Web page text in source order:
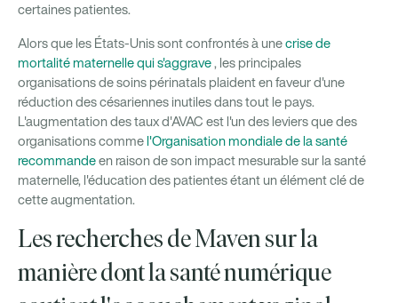
certaines patientes.
Alors que les États-Unis sont confrontés à unecrise de
mortalité maternelle qui s'aggrave, les principales
organisations de soins périnatals plaident en faveur d'une
réduction des césariennes inutiles dans tout le pays.
L'augmentation des taux d'AVAC est l'un des leviers que des
organisations comme l'Organisation mondiale de la santé
recommandeen raison de son impact mesurable sur la santé
maternelle, l'éducation des patientes étant un élément clé de
cette augmentation.
Les recherches de Maven sur la
manière dont la santé numérique